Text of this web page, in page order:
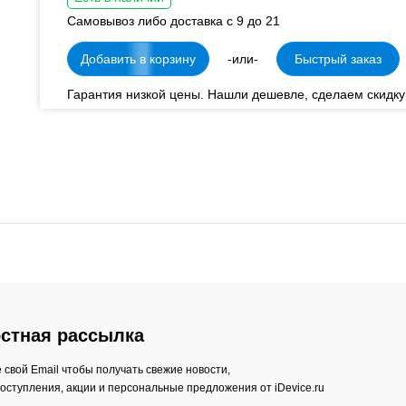
Самовывоз либо доставка с 9 до 21
Добавить в корзину -или- Быстрый заказ
Гарантия низкой цены. Нашли дешевле, сделаем
рассылка
свой Email чтобы получать свежие новости,
акции и персональные предложения от iDevice.ru